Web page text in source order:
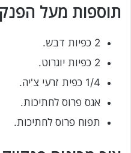
תוספות מעל
2 כפיות דבש.
2 כפיות יוגרוט.
1/4 כפית זרעי צ'יה.
אגס פרוס לחתיכות.
תפוח פרוס לחתיכות.